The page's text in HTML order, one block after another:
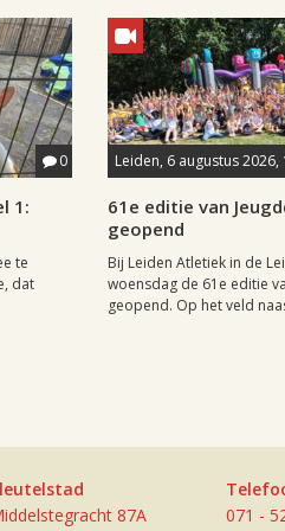
0
1:
te
dat
Leiden, 6 augustus 2026,
61e editie van
geopend
Bij Leiden Atletiek in de
woensdag de 61e editie
geopend. Op het veld
87A
071 -